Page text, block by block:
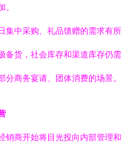
集中采购、礼品馈赠的需求有所
备货，社会库存和渠道库存仍需
商务宴请、团体消费的场景。
销商开始将目光投向内部管理和